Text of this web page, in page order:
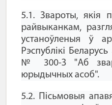
5.1. Звароты, якія
райвыканкам,
устаноўленыя ў
Рэспублікі
№ 300-З "Аб
юрыдычных асоб".
5.2. Пісьмовыя